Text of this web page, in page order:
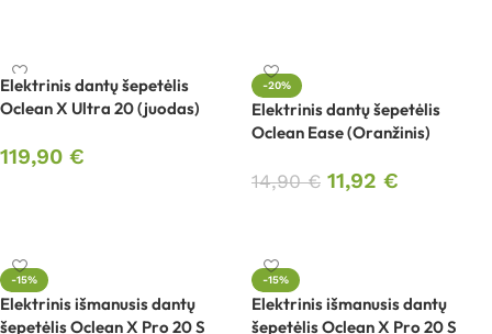
Elektrinis dantų šepetėlis
Oclean X Ultra 20 (juodas)
119,90 €
-20%
Elektrinis dantų šepetėlis
Oclean Ease (Oranžinis)
14,90€ 11,92 €
-15%
Elektrinis išmanusis dantų
šepetėlis Oclean X Pro 20 S
-15%
Elektrinis išmanusis dantų
šepetėlis Oclean X Pro 20 S